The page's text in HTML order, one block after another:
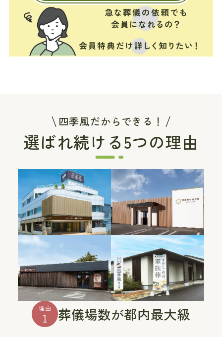
四季風だからできる！
選ばれ続ける5つの理由
理由
1 葬儀場数が都内最大級